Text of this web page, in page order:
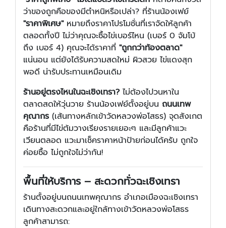
ว่าของถูกคือของมีตำหนิหรือเปล่า? ที่ร้านน้องเฟย์
"ราคาพิเศษ"หมายถึงราคาโปรโมชั่นที่เราจัดให้ลูกค้า
ตลอดทั้งปี ไม่ว่าคุณจะซื้อไข่เบอร์ไหน (เบอร์ 0 จัมโบ้
ถึง เบอร์ 4) คุณจะได้ราคาที่ "ถูกกว่าท้องตลาด"
แน่นอน แต่ยังได้รับความสดใหม่ ผิวสวย ไข่แดงสุก
พอดี น่ารับประทานเหมือนเดิม
ร้านอยู่ตรงไหนในฉะเชิงเทรา?ไม่ต้องไปวนหาใน
ตลาดสดให้วุ่นวาย ร้านน้องเฟย์ตั้งอยู่บน ถนนเทพ
คุณากร (เส้นทางหลักเข้าวัดหลวงพ่อโสธร) จุดสังเกต
คือร้านที่มีไข่ต้มวางเรียงรายเยอะๆ และมีลูกค้าแวะ
เวียนตลอด แวะมาเช็คราคาหน้าป้ายก่อนได้ครับ ถูกใจ
ค่อยซื้อ ไม่ถูกใจไม่ว่ากัน!
พื้นที่ให้บริการ – สะดวกทั่วฉะเชิงเทรา
ร้านตั้งอยู่บนถนนเทพคุณากร อำเภอเมืองฉะเชิงเทรา
เดินทางสะดวกและอยู่ใกล้ทางเข้าวัดหลวงพ่อโสธร
ลูกค้าสามารถ: